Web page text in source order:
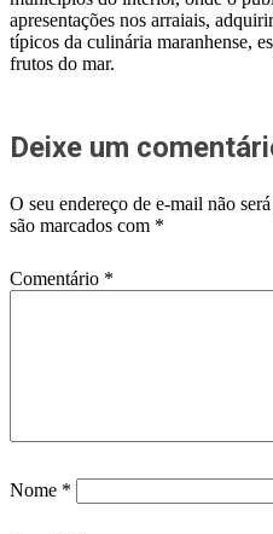
apresentações nos arraiais,
típicos da culinária maranhense,
frutos do mar.
Deixe um
O seu endereço de e-mail não
são marcados com *
Comentário *
Nome *